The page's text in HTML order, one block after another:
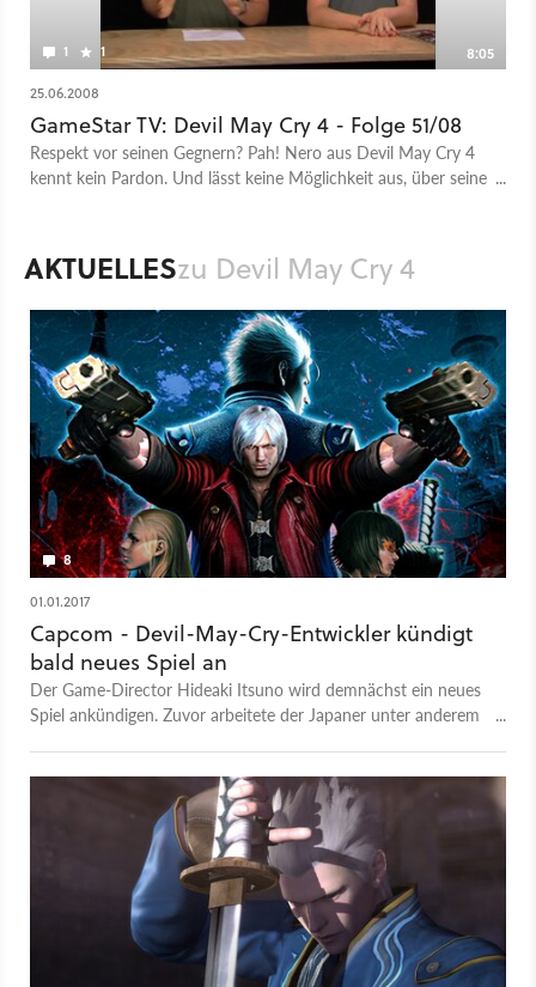
1 1 8:05
25.06.2008
GameStar TV: Devil May Cry 4 - Folge 51/08
Respekt vor seinen Gegnern? Pah! Nero aus Devil May Cry 4
kennt kein Pardon. Und lässt keine Möglichkeit aus, über seine
setzt auf Selbstironie und knallharte Comic-Prügeleien. Heiko
Klinge hat sich das Spiel angeschaut und berichtet in
AKTUELLESzu Devil May Cry 4
8
01.01.2017
Capcom - Devil-May-Cry-Entwickler kündigt
bald neues Spiel an
Der Game-Director Hideaki Itsuno wird demnächst ein neues
Spiel ankündigen. Zuvor arbeitete der Japaner unter anderem